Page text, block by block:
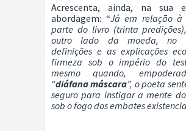
Acrescenta, ainda, na sua
abordagem: “Já em relação à
parte do livro (trinta
outro lado da moeda, no
definições e as explicações
firmeza sob o império do
mesmo quando,
“diáfana máscara”, o poeta
seguro para instigar a mente
sob o fogo dos embates